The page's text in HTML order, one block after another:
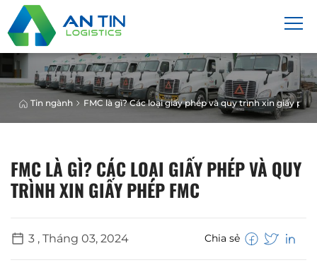
Tin ngành FMC là gì? Các loại giấy phép và quy trình xin giấy
FMC LÀ GÌ? CÁC LOẠI GIẤY PHÉP VÀ QUY
TRÌNH XIN GIẤY PHÉP FMC
3 , Tháng 03, 2024 Chia sẻ